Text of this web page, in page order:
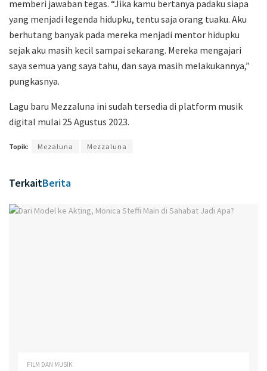
memberi jawaban tegas. “Jika kamu bertanya padaku siapa
yang menjadi legenda hidupku, tentu saja orang tuaku. Aku
berhutang banyak pada mereka menjadi mentor hidupku
sejak aku masih kecil sampai sekarang. Mereka mengajari
saya semua yang saya tahu, dan saya masih melakukannya,”
pungkasnya.
Lagu baru Mezzaluna ini sudah tersedia di platform musik
digital mulai 25 Agustus 2023.
Topik: Mezaluna Mezzaluna
TerkaitBerita
FILM DAN MUSIK